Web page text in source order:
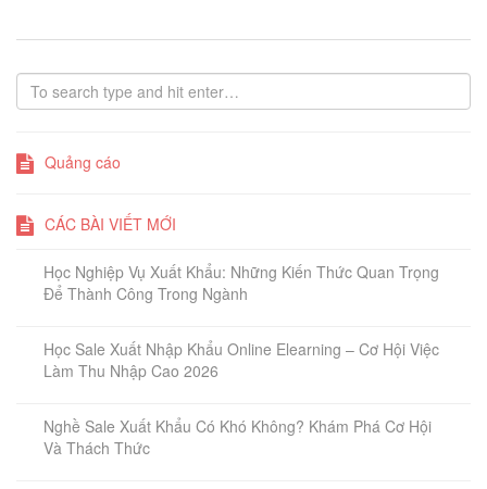
Quảng cáo
CÁC BÀI VIẾT MỚI
Học Nghiệp Vụ Xuất Khẩu: Những Kiến Thức Quan Trọng
Để Thành Công Trong Ngành
Học Sale Xuất Nhập Khẩu Online Elearning – Cơ Hội Việc
Làm Thu Nhập Cao 2026
Nghề Sale Xuất Khẩu Có Khó Không? Khám Phá Cơ Hội
Và Thách Thức